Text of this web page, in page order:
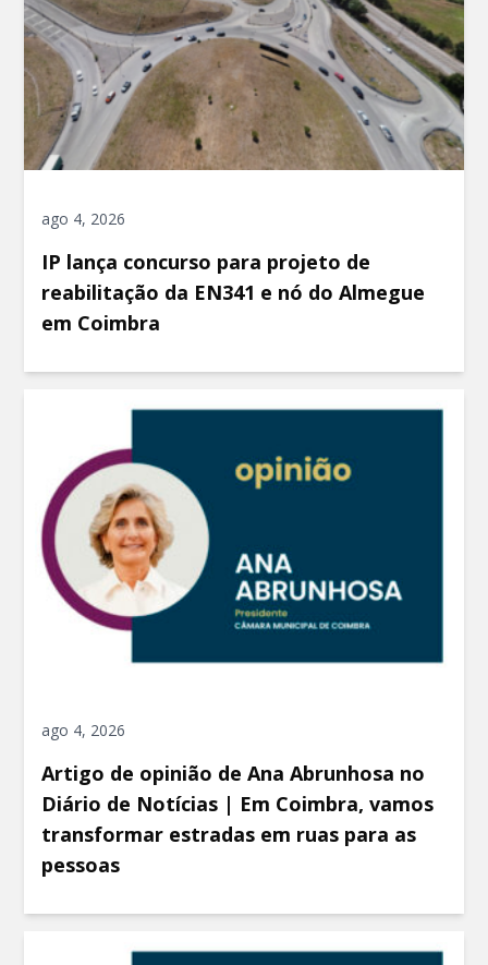
ago 4, 2026
IP lança concurso para projeto de
reabilitação da EN341 e nó do Almegue
em Coimbra
ago 4, 2026
Artigo de opinião de Ana Abrunhosa no
Diário de Notícias | Em Coimbra, vamos
transformar estradas em ruas para as
pessoas